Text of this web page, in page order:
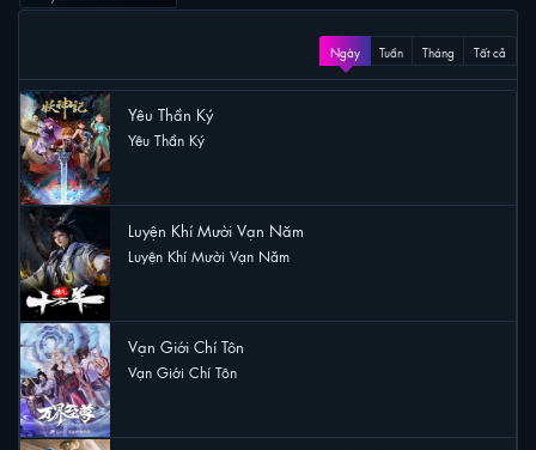
Ngày Tuần Tháng Tất cả
Yêu Thần Ký
Yêu Thần Ký
Luyện Khí Mười Vạn Năm
Luyện Khí Mười Vạn Năm
Vạn Giới Chí Tôn
Vạn Giới Chí Tôn